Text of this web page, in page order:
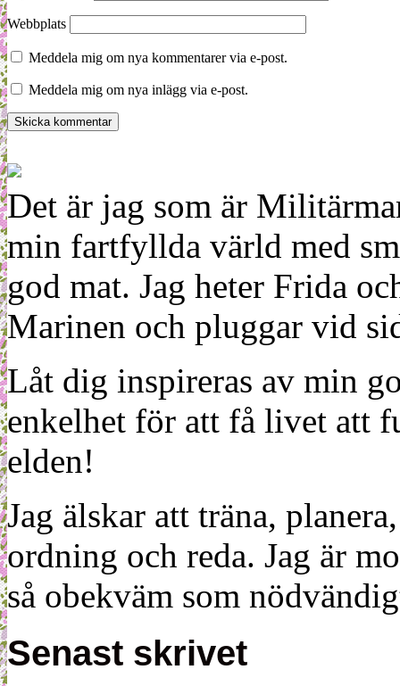
Webbplats
Meddela mig om nya kommentarer via e-post.
Meddela mig om nya inlägg via e-post.
Det är jag som är
min fartfyllda värld med
god mat. Jag heter Frida
Marinen och pluggar vid
Låt dig inspireras av min
enkelhet för att få livet att
elden!
Jag älskar att träna,
ordning och reda. Jag är
så obekväm som
Senast skrivet